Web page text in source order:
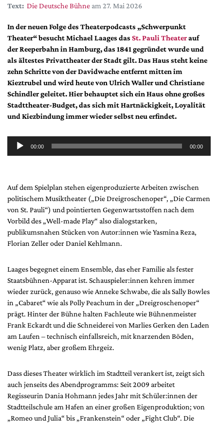
DdB-map
Kalender
Premierensuche
Festival-Planer
Hefte
Alle Hefte
Leseproben
Podcast
Service
Shop / Abo
Redaktion
Autor:innen
Partner
Mediadaten
Suche
Text: Die Deutsche Bühne am 27. Mai 2026
In der neuen Folge des Theaterpodcasts „Schwerpunkt
Theater“ besucht Michael Laages das St. Pauli Theaterauf
der Reeperbahn in Hamburg, das 1841 gegründet wurde und
als ältestes Privattheater der Stadt gilt. Das Haus steht keine
zehn Schritte von der Davidwache entfernt mitten im
Kieztrubel und wird heute von Ulrich Waller und Christiane
Schindler geleitet. Hier behauptet sich ein Haus ohne großes
Stadttheater-Budget, das sich mit Hartnäckigkeit, Loyalität
und Kiezbindung immer wieder selbst neu erfindet.
Audio-
Player
00:00 00:00
Auf dem Spielplan stehen eigenproduzierte Arbeiten zwischen
politischem Musiktheater („Die Dreigroschenoper“, „Die Carmen
von St. Pauli“) und pointierten Gegenwartsstoffen nach dem
Vorbild des „Well-made Play“ also dialogstarken,
publikumsnahen Stücken von Autor:innen wie Yasmina Reza,
Florian Zeller oder Daniel Kehlmann.
Laages begegnet einem Ensemble, das eher Familie als fester
Staatsbühnen-Apparat ist. Schauspieler:innen kehren immer
wieder zurück, genauso wie Anneke Schwabe, die als Sally Bowles
in „Cabaret“ wie als Polly Peachum in der „Dreigroschenoper“
prägt. Hinter der Bühne halten Fachleute wie Bühnenmeister
Frank Eckardt und die Schneiderei von Marlies Gerken den Laden
am Laufen – technisch einfallsreich, mit knarzenden Böden,
wenig Platz, aber großem Ehrgeiz.
Dass dieses Theater wirklich im Stadtteil verankert ist, zeigt sich
auch jenseits des Abendprogramms: Seit 2009 arbeitet
Regisseurin Dania Hohmann jedes Jahr mit Schüler:innen der
Stadtteilschule am Hafen an einer großen Eigenproduktion; von
„Romeo und Julia“ bis „Frankenstein“ oder „Fight Club“. Die